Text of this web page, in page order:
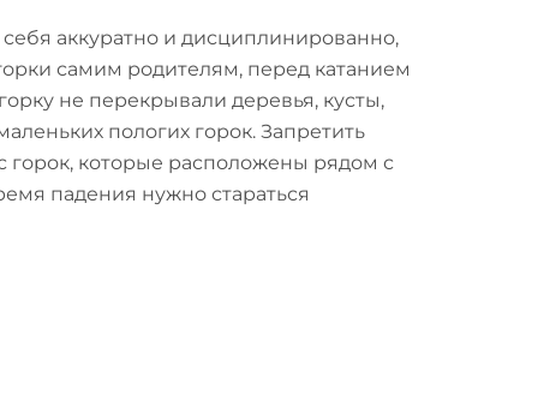
аккуратно и дисциплинированно,
самим родителям, перед катанием
не перекрывали деревья, кусты,
пологих горок. Запретить
с горок, которые расположены рядом с
падения нужно стараться